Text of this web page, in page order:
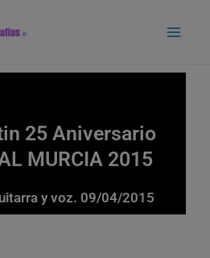
25 Aniversario
MURCIA 2015
y voz. 09/04/2015